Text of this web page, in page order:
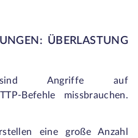
ÜBERLASTUNG
sind Angriffe auf
Befehle missbrauchen.
eine große Anzahl